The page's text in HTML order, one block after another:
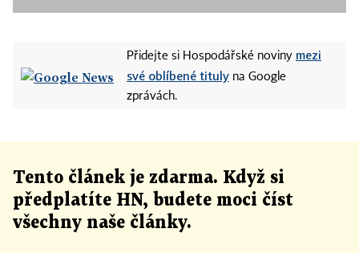
Přidejte si Hospodářské noviny mezi
své oblíbené tituly na Google
zprávách.
Tento článek je zdarma. Když si
předplatíte HN, budete moci číst
všechny naše články.